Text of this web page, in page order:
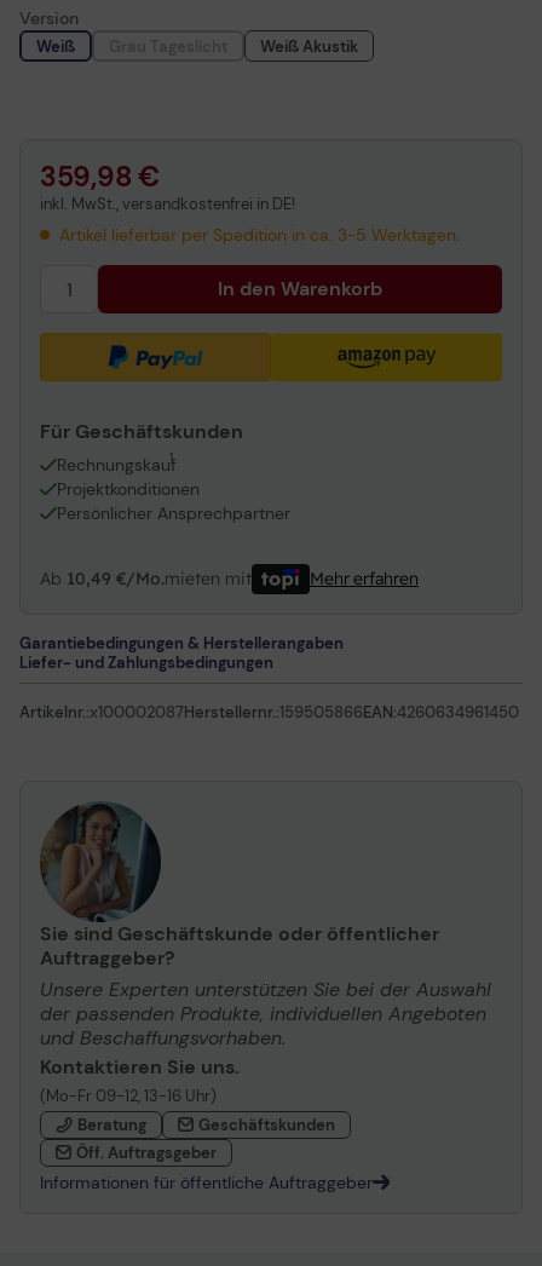
Version
Weiß Weiß Akustik
359,98 €
inkl. MwSt., versandkostenfrei in DE!
Artikel lieferbar per Spedition in ca. 3-5 Werktagen.
In den Warenkorb
Für Geschäftskunden
Rechnungskauf
1
Projektkonditionen
Persönlicher Ansprechpartner
Ab 10,49 €/Mo.mieten mit Mehr erfahren
Garantiebedingungen & Herstellerangaben
Liefer- und Zahlungsbedingungen
Artikelnr.:x100002087Herstellernr.:159505866EAN:4260634961450
Sie sind Geschäftskunde oder öffentlicher
Auftraggeber?
Unsere Experten unterstützen Sie bei der Auswahl
der passenden Produkte, individuellen Angeboten
und Beschaffungsvorhaben.
Kontaktieren Sie uns.
(Mo-Fr 09-12, 13-16 Uhr)
Beratung
Geschäftskunden
Öff. Auftragsgeber
Informationen für öffentliche Auftraggeber